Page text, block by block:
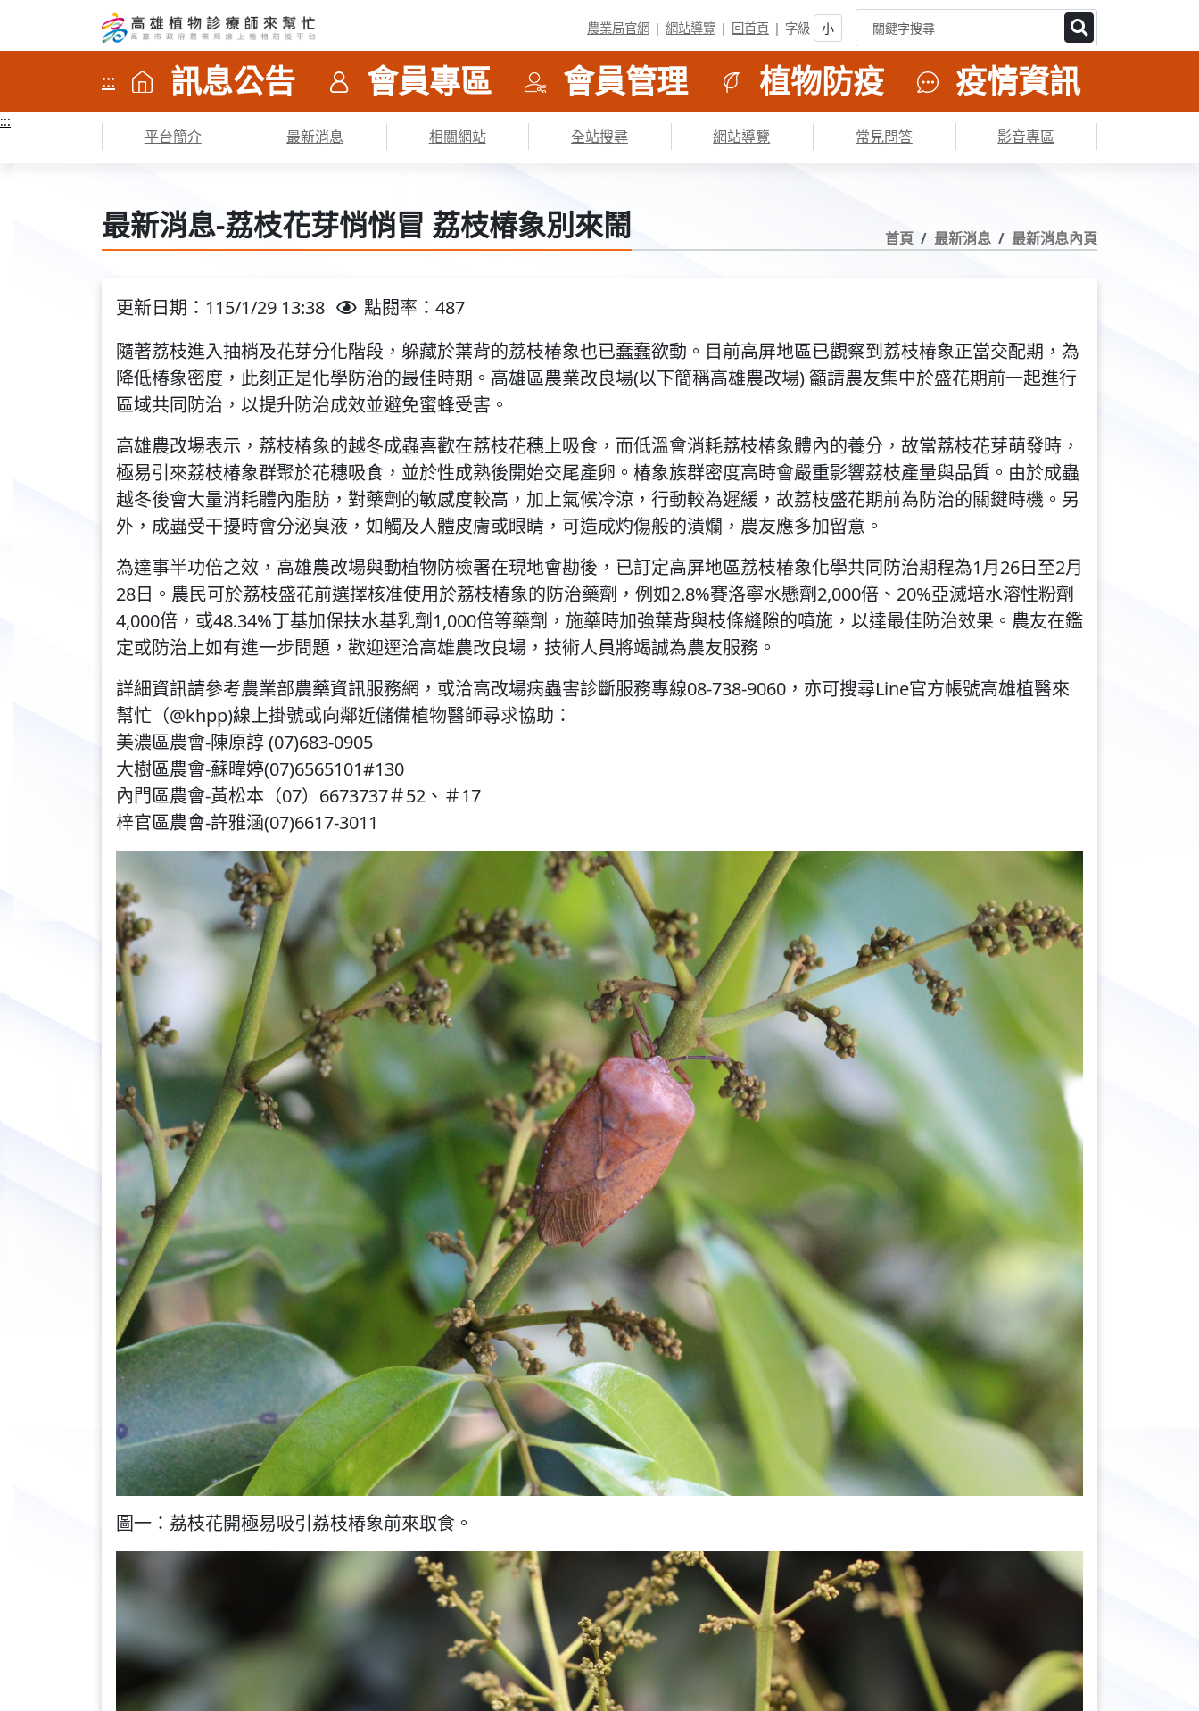
高
雄
植
診
療
師
來
幫
忙
農業局官網 網站導覽 回首頁 字級
::: 訊息公告 會員專區 會員管理 植物防疫 疫情資訊
:::
平台簡介 最新消息 相關網站 全站搜尋 網站導覽 常見問答 影音專區
最新消息-荔枝花芽悄悄冒 荔枝椿象別來鬧 首頁 最新消息 最新消息內頁
更新日期：115/1/29 13:38
點閱率：487
隨著荔枝進入抽梢及花芽分化階段，躲藏於葉背的荔枝椿象也已蠢蠢欲動。目前高屏地區已觀察到荔枝椿象正當交配期，為
降低椿象密度，此刻正是化學防治的最佳時期。高雄區農業改良場(以下簡稱高雄農改場) 籲請農友集中於盛花期前一起進行
區域共同防治，以提升防治成效並避免蜜蜂受害。
高雄農改場表示，荔枝椿象的越冬成蟲喜歡在荔枝花穗上吸食，而低溫會消耗荔枝椿象體內的養分，故當荔枝花芽萌發時，
極易引來荔枝椿象群聚於花穗吸食，並於性成熟後開始交尾產卵。椿象族群密度高時會嚴重影響荔枝產量與品質。由於成蟲
越冬後會大量消耗體內脂肪，對藥劑的敏感度較高，加上氣候冷涼，行動較為遲緩，故荔枝盛花期前為防治的關鍵時機。另
外，成蟲受干擾時會分泌臭液，如觸及人體皮膚或眼睛，可造成灼傷般的潰爛，農友應多加留意。
為達事半功倍之效，高雄農改場與動植物防檢署在現地會勘後，已訂定高屏地區荔枝椿象化學共同防治期程為1月26日至2月
28日。農民可於荔枝盛花前選擇核准使用於荔枝椿象的防治藥劑，例如2.8%賽洛寧水懸劑2,000倍、20%亞滅培水溶性粉劑
4,000倍，或48.34%丁基加保扶水基乳劑1,000倍等藥劑，施藥時加強葉背與枝條縫隙的噴施，以達最佳防治效果。農友在鑑
定或防治上如有進一步問題，歡迎逕洽高雄農改良場，技術人員將竭誠為農友服務。
詳細資訊請參考農業部農藥資訊服務網，或洽高改場病蟲害診斷服務專線08-738-9060，亦可搜尋Line官方帳號高雄植醫來
幫忙（@khpp)線上掛號或向鄰近儲備植物醫師尋求協助：
美濃區農會-陳原諄 (07)683-0905
大樹區農會-蘇暐婷(07)6565101#130
內門區農會-黃松本（07）6673737＃52、＃17
梓官區農會-許雅涵(07)6617-3011
圖一：荔枝花開極易吸引荔枝椿象前來取食。